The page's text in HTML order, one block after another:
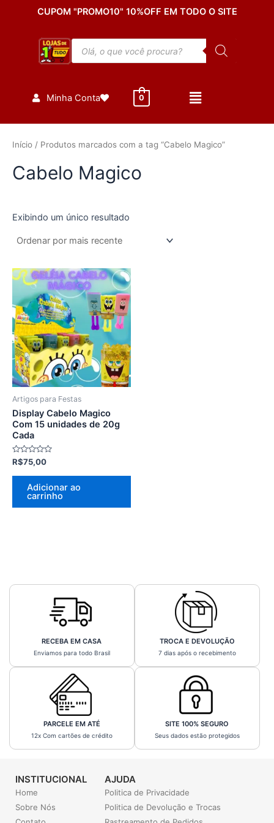
CUPOM "PROMO10" 10%OFF EM TODO O SITE
Pesquisar
produtos
Minha Conta 0
Início / Produtos marcados com a tag “Cabelo Magico”
Cabelo Magico
Exibindo um único resultado
Artigos para Festas
Display Cabelo Magico
Com 15 unidades de 20g
Cada
Avaliação
de
R$75,00
Adicionar ao
carrinho
RECEBA EM CASA
Enviamos para todo Brasil
TROCA E DEVOLUÇÃO
7 dias após o recebimento
PARCELE EM ATÉ
12x Com cartões de crédito
SITE 100% SEGURO
Seus dados estão protegidos
INSTITUCIONAL
Home
Sobre Nós
AJUDA
Politica de Privacidade
Politica de Devolução e Trocas